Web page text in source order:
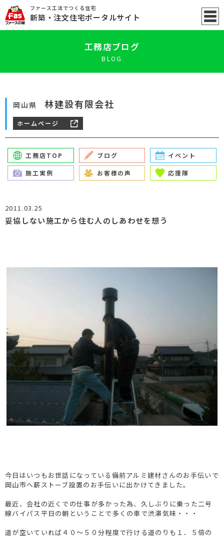
ファース工法でつくる住宅
新築 ・注文住宅ポータルサイト
工務店ブログ
BLOG
岡山県 林建設有限会社
ホームページ
工務店TOP ブログ イベント
施工実例 お客様の声 応援隊
2011.03.25
妥協しない施工から住む人のしあわせを想う
今日はいつもお世話になっている備前アルミ建材さんのお手伝いで
岡山市へ薪ストーブ設置のお手伝いに出かけてきました。
最近、会社の近くでの仕事が多かった為、久しぶりに乗った二号
線バイパス平日の朝ということで多くの車で渋滞気味・・・
道が空いていれば４０～５０分程度で行ける道のりも１．５倍の